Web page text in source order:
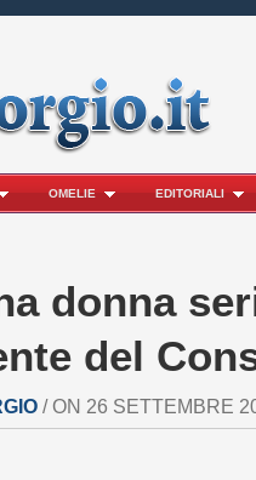
OMELIE EDITORIALI
donna
del
/ ON 26 SETTEMBRE